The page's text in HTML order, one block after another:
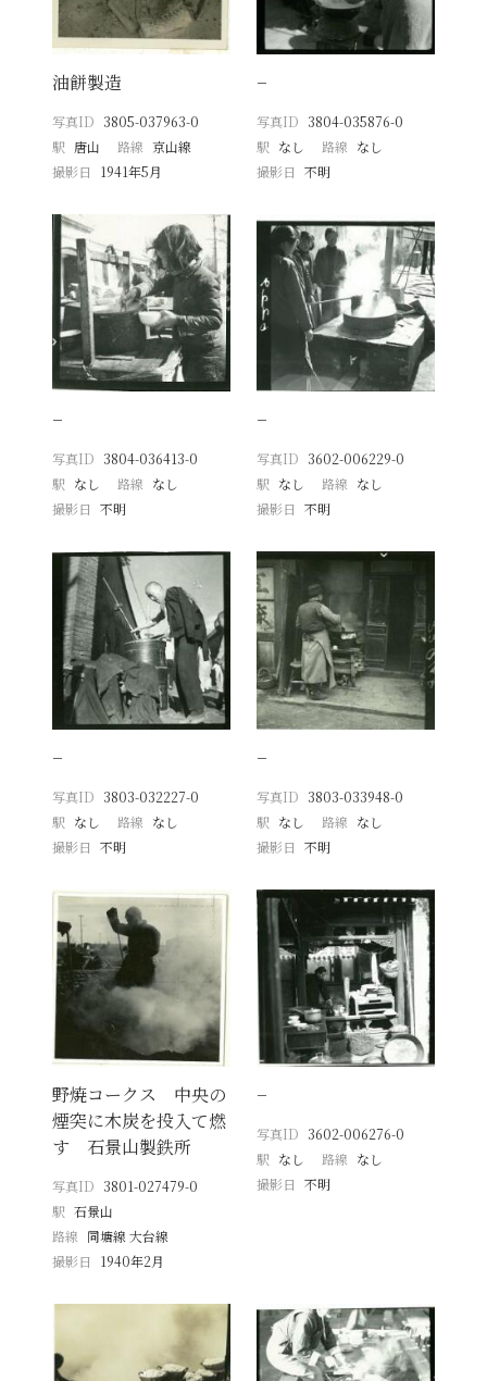
油餅製造
写真ID 3805-037963-0
駅 唐山 路線 京山線
撮影日
1941年5月
−
写真ID 3804-035876-0
駅 なし 路線 なし
撮影日 不明
−
写真ID 3804-036413-0
駅 なし 路線 なし
撮影日
不明
−
写真ID 3602-006229-0
駅 なし 路線 なし
撮影日 不明
−
写真ID 3803-032227-0
駅 なし 路線 なし
撮影日
不明
−
写真ID 3803-033948-0
駅 なし 路線 なし
撮影日 不明
野焼コークス 中央の
煙突に木炭を投入て燃
す 石景山製鉄所
写真ID 3801-027479-0
駅 石景山
路線 同塘線 大台線
撮影日
1940年2月
−
写真ID 3602-006276-0
駅 なし 路線 なし
撮影日 不明